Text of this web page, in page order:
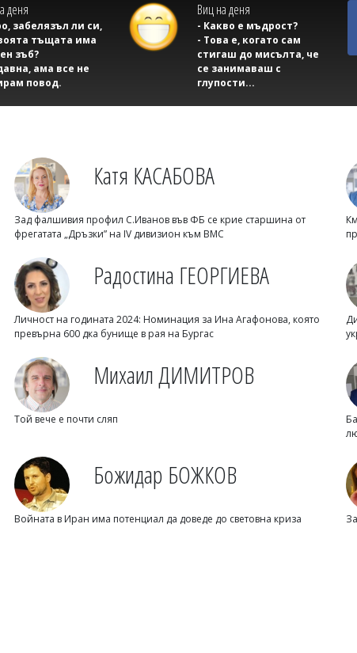
деня
забелязъл ли си,
тъщата има
зъб?
ама все не
повод.
Виц на деня
- Какво е мъдрост?
- Това е, когато сам
стигаш до мисълта, че
се занимаваш с
глупости...
Катя КАСАБОВА
Зад фалшивия профил С.Иванов във ФБ се крие старшина от
фрегатата „Дръзки” на IV дивизион към ВМС
Радостина ГЕОРГИЕВА
Личност на годината 2024: Номинация за Ина Агафонова, която
превърна 600 дка бунище в рая на Бургас
Михаил ДИМИТРОВ
Той вече е почти сляп
Божидар БОЖКОВ
Войната в Иран има потенциал да доведе до световна криза